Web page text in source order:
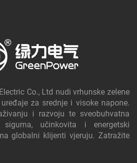
Co., Ltd nudi vrhunske zelene
za srednje i visoke napone.
i razvoju te sveobuhvatna
sigurna, učinkovita i energetski
globalni klijenti vjeruju. Zatražite